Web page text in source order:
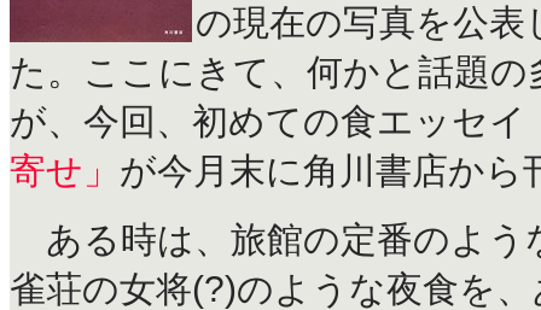
の現在の写真を公
た。ここにきて、何かと話題
が、今回、初めての食エッセイ
寄せ」 が今月末に角川書店から
ある時は、旅館の定番のよう
雀荘の女将(?)のような夜食を